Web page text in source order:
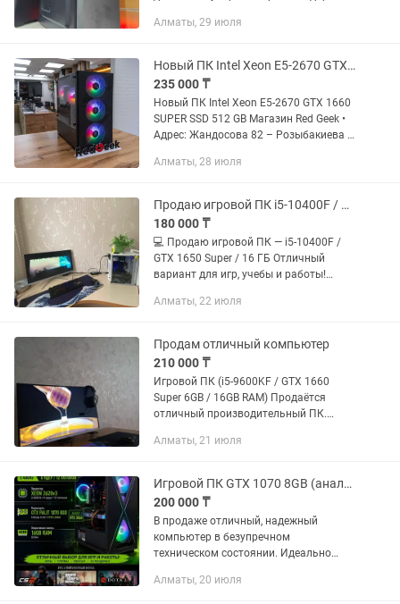
стабильно работает. Характеристики: •
Алматы, 29 июля
Новый ПК Intel Xeon E5-2670 GTX 1660 SUPER SSD 512 GB Магазин Red Geek
235 000 ₸
Новый ПК Intel Xeon E5-2670 GTX 1660
SUPER SSD 512 GB Магазин Red Geek •
Адрес: Жандосова 82 – Розыбакиева •
• Рассрочка 0-0-12 • Официальная
Алматы, 28 июля
Продаю игровой ПК i5-10400F / GTX 1650 Super / 16 ГБ
180 000 ₸
💻 Продаю игровой ПК — i5-10400F /
GTX 1650 Super / 16 ГБ Отличный
вариант для игр, учебы и работы!
Характеристики: • Процессор: Intel Core
Алматы, 22 июля
Продам отличный компьютер
210 000 ₸
Игровой ПК (i5-9600KF / GTX 1660
Super 6GB / 16GB RAM) Продаётся
отличный производительный ПК.
игр (CS2 200-330fps, Dota 2, GTA V,
Алматы, 21 июля
Игровой ПК GTX 1070 8GB (аналог RTX 3050) 16GB DDR4 Полностью обслужен
200 000 ₸
В продаже отличный, надежный
компьютер в безупречном
техническом состоянии. Идеально
учебы, так и для комфортного
Алматы, 20 июля